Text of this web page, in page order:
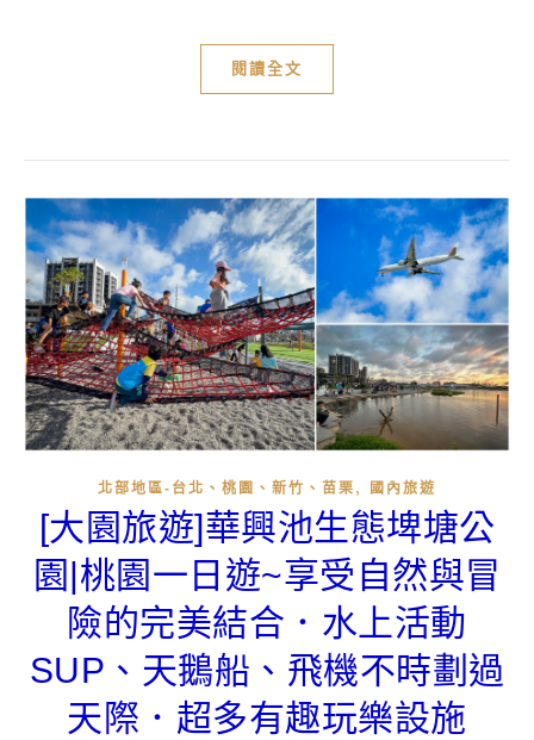
閱讀全文
北部地區-台北、桃園、新竹、苗栗 , 國內旅遊
[大園旅遊]華興池生態埤塘公
園|桃園一日遊~享受自然與冒
險的完美結合．水上活動
SUP、天鵝船、飛機不時劃過
天際．超多有趣玩樂設施